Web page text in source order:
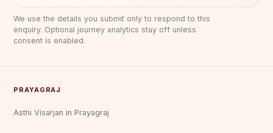
We use the details you submit only to respond to this
enquiry. Optional journey analytics stay off unless
consent is enabled.
PRAYAGRAJ
Asthi Visarjan in Prayagraj